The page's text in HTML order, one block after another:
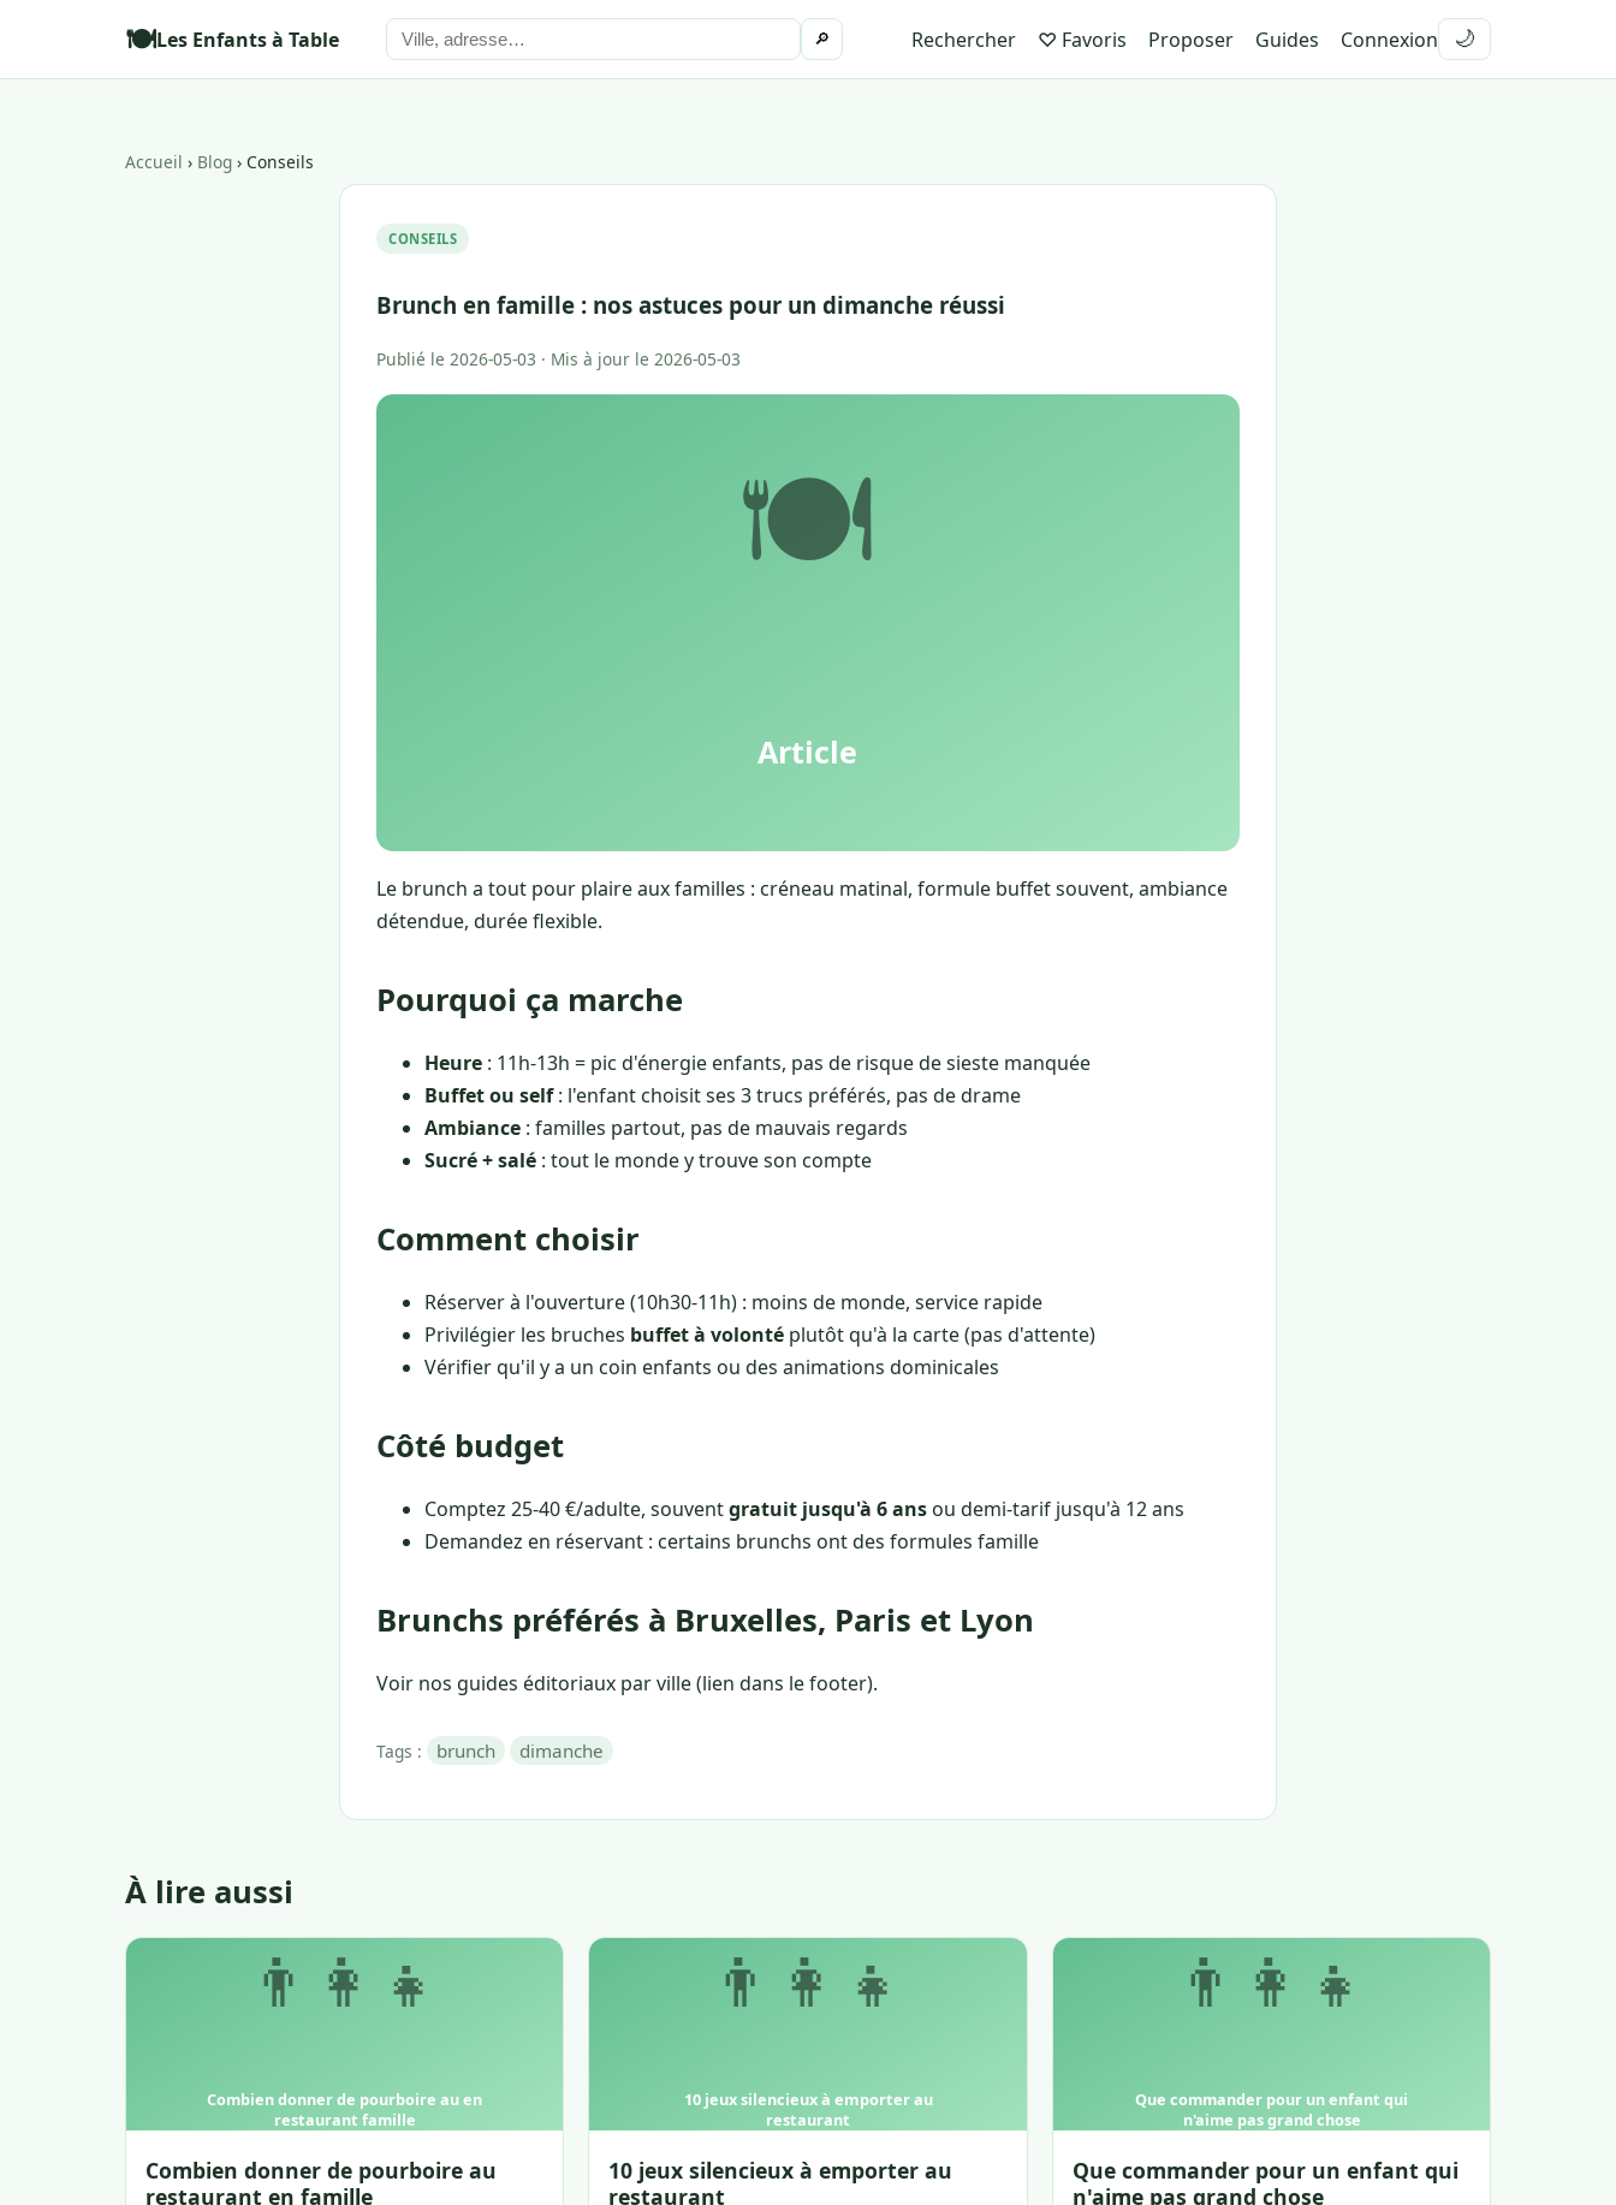
🍽️Les Enfants à Table 🔎 Rechercher ♡ Favoris Proposer Guides Connexion 🌙
Accueil › Blog › Conseils
CONSEILS
Brunch en famille : nos astuces pour un dimanche réussi
Publié le 2026-05-03 · Mis à jour le 2026-05-03
Le brunch a tout pour plaire aux familles : créneau matinal, formule buffet souvent, ambiance
détendue, durée flexible.
Pourquoi ça marche
Heure : 11h-13h = pic d'énergie enfants, pas de risque de sieste manquée
Buffet ou self: l'enfant choisit ses 3 trucs préférés, pas de drame
Ambiance : familles partout, pas de mauvais regards
Sucré + salé : tout le monde y trouve son compte
Comment choisir
Réserver à l'ouverture (10h30-11h) : moins de monde, service rapide
Privilégier les bruches buffet à volonté plutôt qu'à la carte (pas d'attente)
Vérifier qu'il y a un coin enfants ou des animations dominicales
Côté budget
Comptez 25-40 €/adulte, souventgratuit jusqu'à 6 ans ou demi-tarif jusqu'à 12 ans
Demandez en réservant : certains brunchs ont des formules famille
Brunchs préférés à Bruxelles, Paris et Lyon
Voir nos guides éditoriaux par ville (lien dans le footer).
Tags : brunch dimanche
À lire aussi
Combien donner de pourboire au
restaurant en famille
10 jeux silencieux à emporter au
restaurant
Que commander pour un enfant qui
n'aime pas grand chose